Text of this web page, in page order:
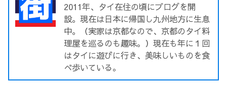
2011年、タイ在住の頃にブログを開
設。現在は日本に帰国し九州地方に生息
中。（実家は京都なので、京都のタイ料
理屋を巡るのも趣味。）現在も年に１回
はタイに遊びに行き、美味しいものを食
べ歩いている。